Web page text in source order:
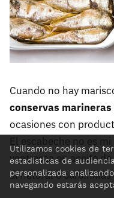
Cuando no hay
conservas marineras
ocasiones con
El escabeche no es
ventresca en aceite
al natural o sardinillas
Utilizamos cookies de
estadísticas de
personalizada
navegando estarás